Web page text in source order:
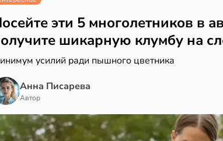
эти 5 многолетников в
шикарную клумбу на
усилий ради пышного цветника
Анна Писарева
Автор